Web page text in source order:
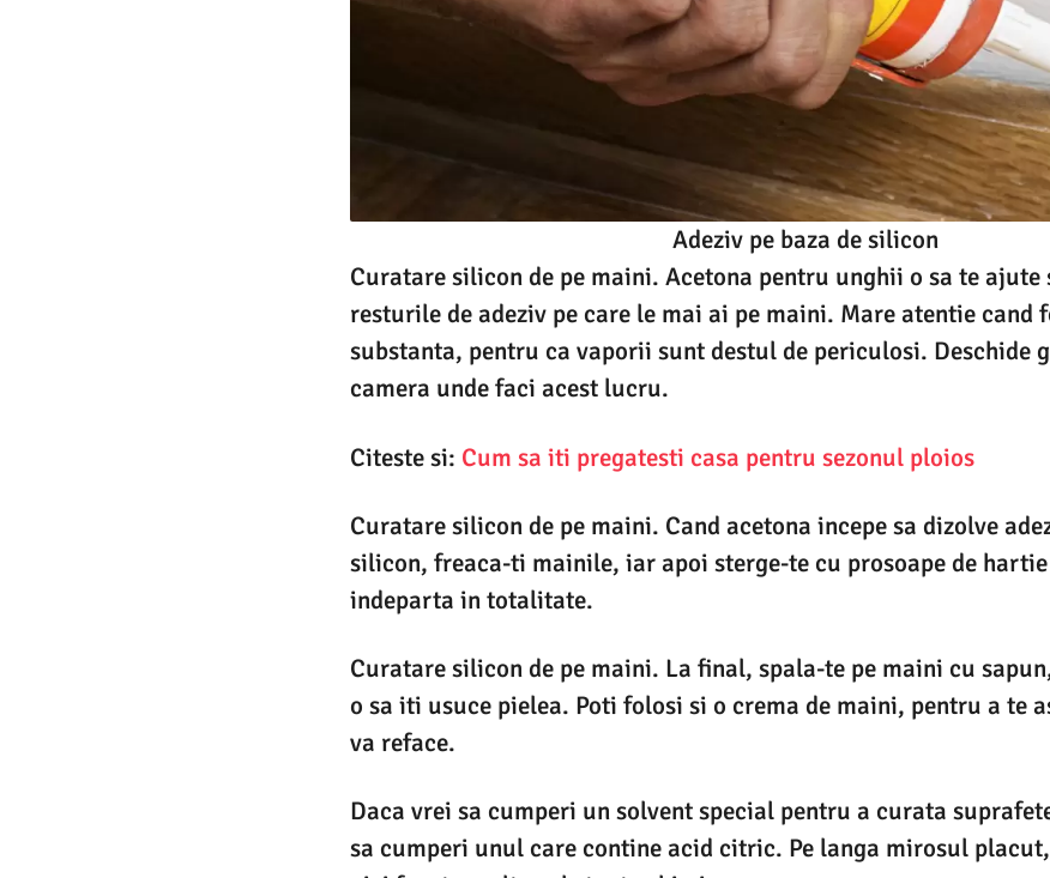
Adeziv pe baza de silicon
Curatare silicon de pe maini. Acetona pentru unghii o sa te ajute
resturile de adeziv pe care le mai ai pe maini. Mare atentie cand
substanta, pentru ca vaporii sunt destul de periculosi. Deschide
camera unde faci acest lucru.
Citeste si: Cum sa iti pregatesti casa pentru sezonul ploios
Curatare silicon de pe maini. Cand acetona incepe sa dizolve
silicon, freaca-ti mainile, iar apoi sterge-te cu prosoape de
indeparta in totalitate.
Curatare silicon de pe maini. La final, spala-te pe maini cu
o sa iti usuce pielea. Poti folosi si o crema de maini, pentru a te
va reface.
Daca vrei sa cumperi un solvent special pentru a curata
sa cumperi unul care contine acid citric. Pe langa mirosul